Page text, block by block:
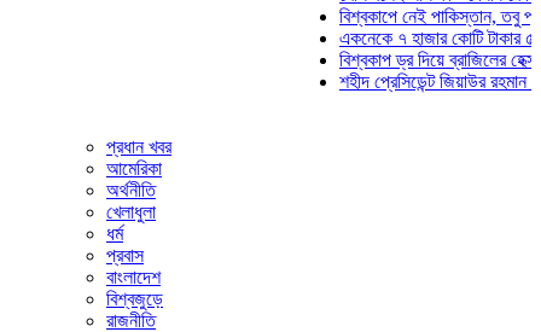
বিশ্বকাপে নেই পাকিস্তান, তবু
একনেকে ৭ হাজার কোটি টাকার ৫
বিশ্বকাপ ড্র দিয়ে ব্রাজিলের হেক্সা
শহীদ প্রেসিডেন্ট জিয়াউর রহমান
প্রধান খবর
আমেরিকা
অর্থনীতি
খেলাধুলা
ধর্ম
প্রবাস
বাংলাদেশ
বিশ্বজুড়ে
রাজনীতি